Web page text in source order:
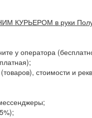
КУРЬЕРОМ в руки
у оператора
стоимости и